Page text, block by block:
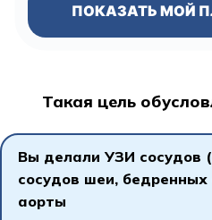
ПОКАЗАТЬ МОЙ
Такая цель
Вы делали УЗИ сосудов
сосудов шеи,
аорты